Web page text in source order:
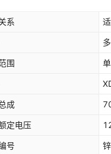
系
围
成
定电压
号